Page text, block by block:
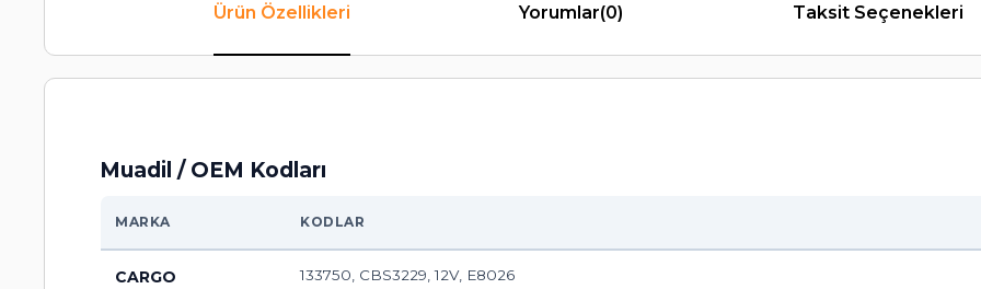
Ürün Özellikleri Yorumlar(0) Taksit Seçenekleri
Muadil / OEM Kodları
MARKA KODLAR
CARGO 133750, CBS3229, 12V, E8026